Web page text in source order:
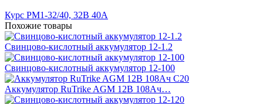
Курс PM1-32/40, 32В 40А
Похожие товары
Свинцово-кислотный аккумулятор 12-1.2
Свинцово-кислотный аккумулятор 12-100
Аккумулятор RuTrike AGM 12В 108Ач…